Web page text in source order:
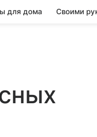
для дома Своими